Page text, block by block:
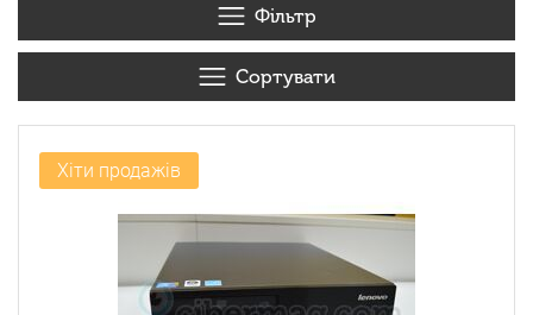
Фільтр
Сортувати
Хіти продажів